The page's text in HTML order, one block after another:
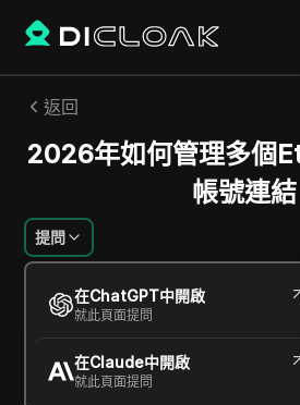
返回
2026年如何管理多個
帳號連結
提問
在ChatGPT中開啟
就此頁面提問
在Claude中開啟
就此頁面提問
Ana Costa
2026年6月 13 分鐘 閱讀
Copy Link